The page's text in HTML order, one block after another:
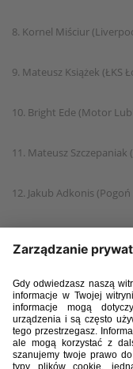
8. Kornel Miściur
9. Mateusz Książek (ŁKS
10. Bright Ede (Motor
11. Mateusz
12. Jakub Adkonis
15. Maciej Wojciechowski
16. Michał Perchel